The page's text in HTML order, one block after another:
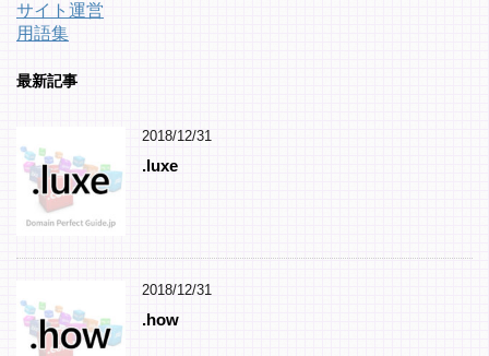
サイト運営
用語集
最新記事
2018/12/31
.luxe
2018/12/31
.how